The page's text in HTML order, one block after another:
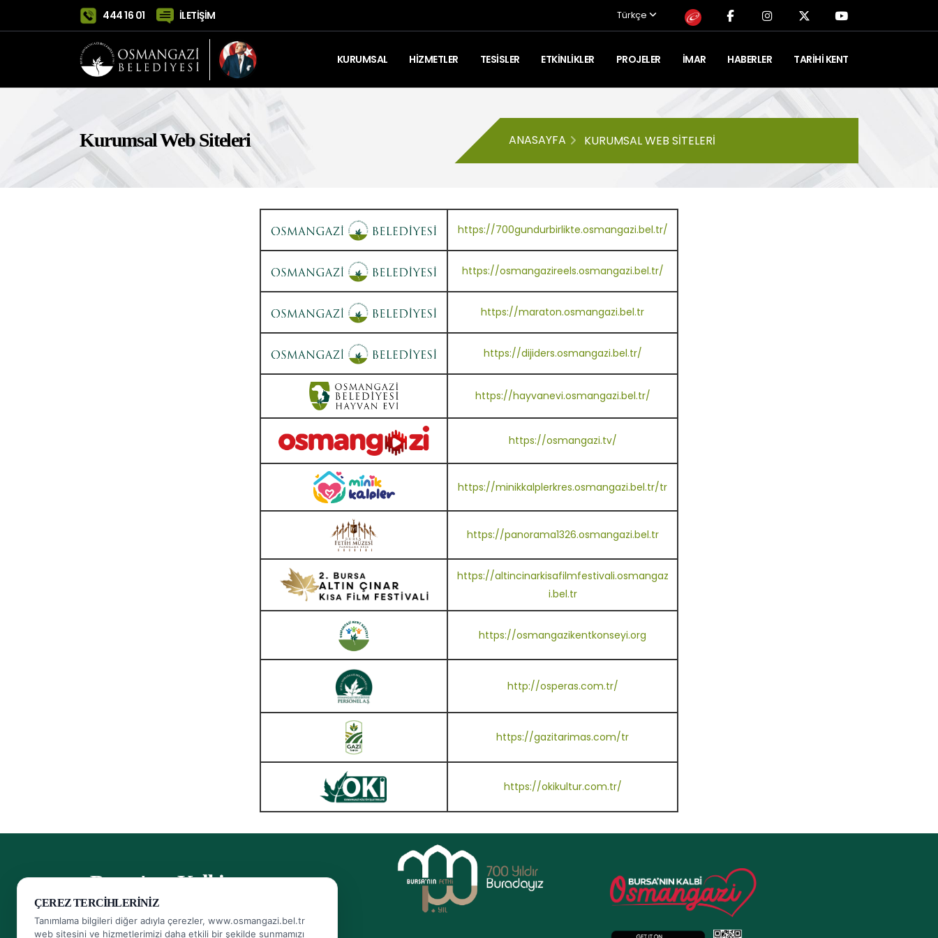
444 16 01 İLETİŞİM Türkçe
KURUMSAL HİZMETLER TESİSLER ETKİNLİKLER PROJELER İMAR HABERLER TARIHI KENT
Kurumsal Web Siteleri ANASAYFA KURUMSAL WEB SITELERI
https://700gundurbirlikte.osmangazi.bel.tr/
https://osmangazireels.osmangazi.bel.tr/
https://maraton.osmangazi.bel.tr
https://dijiders.osmangazi.bel.tr/
https://hayvanevi.osmangazi.bel.tr/
https://osmangazi.tv/
https://minikkalplerkres.osmangazi.bel.tr/tr
https://panorama1326.osmangazi.bel.tr
https://altincinarkisafilmfestivali.osmangaz
i.bel.tr
https://osmangazikentkonseyi.org
http://osperas.com.tr/
https://gazitarimas.com/tr
https://okikultur.com.tr/
- Bursa'nın Kalbi
Herkese Ulaşan, Herkesin Ulaşabildiği Belediye
ÇEREZ TERCIHLERINIZ
Tanımlama bilgileri diğer adıyla çerezler, www.osmangazi.bel.tr
web sitesini ve hizmetlerimizi daha etkili bir şekilde sunmamızı